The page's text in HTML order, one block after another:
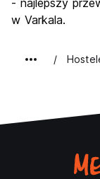
- najlepszy
w Varkala.